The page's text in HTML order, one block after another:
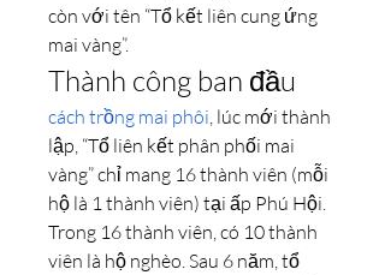
còn với tên “Tổ kết liên cung ứng
mai vàng”.
Thành công ban đầu
cách trồng mai phôi, lúc mới thành
lập, “Tổ liên kết phân phối mai
vàng” chỉ mang 16 thành viên (mỗi
hộ là 1 thành viên) tại ấp Phú Hội.
Trong 16 thành viên, có 10 thành
viên là hộ nghèo. Sau 6 năm, tổ